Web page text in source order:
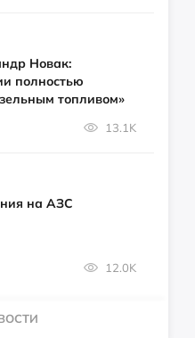
Новак:
полностью
топливом»
13.1K
на АЗС
12.0K